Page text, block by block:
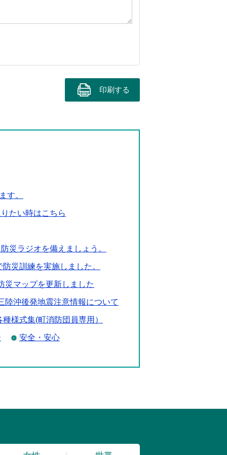
印刷する
す。
たい時はこちら
災ラジオを備えましょう。
災訓練を実施しました。
災マップを更新しました
陸沖後発地震注意情報について
様式集(町消防団員専用）
安全・安心